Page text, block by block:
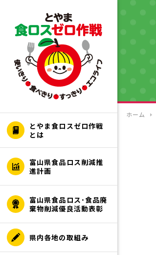
とやま食ロスゼロ作戦
とは
富山県食品ロス削減推
進計画
富山県食品ロス･食品廃
棄物削減優良活動表彰
県内各地の取組み
ホーム